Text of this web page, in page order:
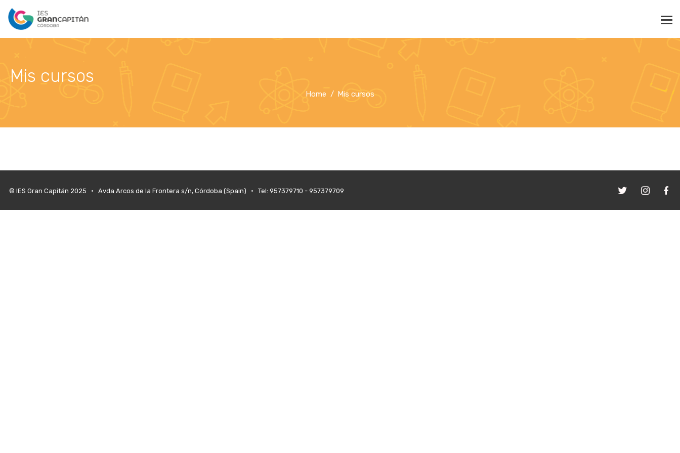
Mis cursos
Home Mis cursos
© IES Gran Capitán 2025 • Avda Arcos de la Frontera s/n, Córdoba (Spain) • Tel: 957379710 - 957379709